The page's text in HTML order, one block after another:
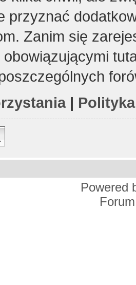
przyznać
Zanim się
|
Powered